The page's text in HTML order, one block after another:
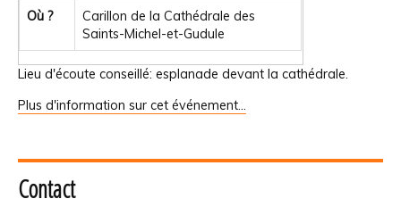
Où ?
Carillon de la Cathédrale des
Saints-Michel-et-Gudule
Lieu d'écoute conseillé: esplanade devant la cathédrale.
Plus d'information sur cet événement…
Contact